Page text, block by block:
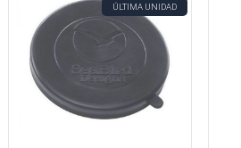
ÚLTIMA UNIDAD